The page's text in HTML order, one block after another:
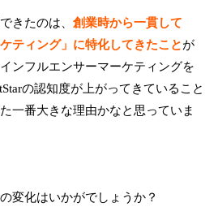
きたのは、創業時から一貫して
ティング」に特化してきたことが
ンフルエンサーマーケティングを
の認知度が上がってきていること
一番大きな理由かなと思っていま
変化はいかがでしょうか？